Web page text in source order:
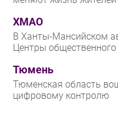
ХМАО
В Ханты-Мансийском
Центры общественного
Тюмень
Тюменская область
цифровому контролю